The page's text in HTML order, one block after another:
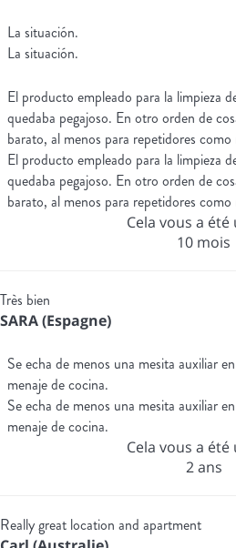
La situación.
La situación.
El producto empleado para la limpieza
quedaba pegajoso. En otro orden de
barato, al menos para repetidores
El producto empleado para la limpieza
quedaba pegajoso. En otro orden de
barato, al menos para repetidores
Cela vous a été
10 mois
Très bien
SARA (Espagne)
Se echa de menos una mesita auxiliar
menaje de cocina.
Se echa de menos una mesita auxiliar
menaje de cocina.
Cela vous a été
2 ans
Really great location and apartment